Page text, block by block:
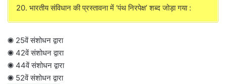
20. भारतीय संविधान की प्रस्तावना में ‘पंथ निरपेक्ष’ शब्द जोड़ा गया :
◉ 25वें संशोधन द्वारा
◉ 42वें संशोधन द्वारा
◉ 44वें संशोधन द्वारा
◉ 52वें संशोधन द्वारा